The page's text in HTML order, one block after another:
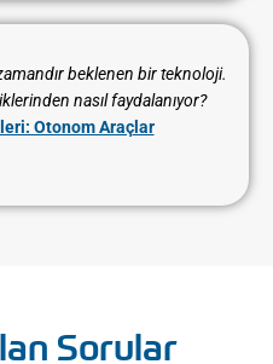
beklenen bir teknoloji.
nasıl faydalanıyor?
Otonom Araçlar
Sorular